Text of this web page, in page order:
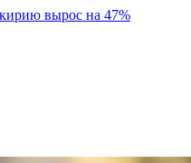
вырос на 47%